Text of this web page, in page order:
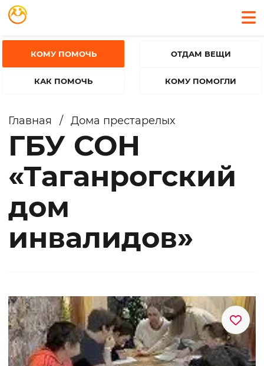
КОМУ ПОМОЧЬ
КАК ПОМОЧЬ
ОТДАМ ВЕЩИ
КОМУ ПОМОГЛИ
Главная / Дома престарелых
ГБУ СОН
«Таганрогский
дом
инвалидов»